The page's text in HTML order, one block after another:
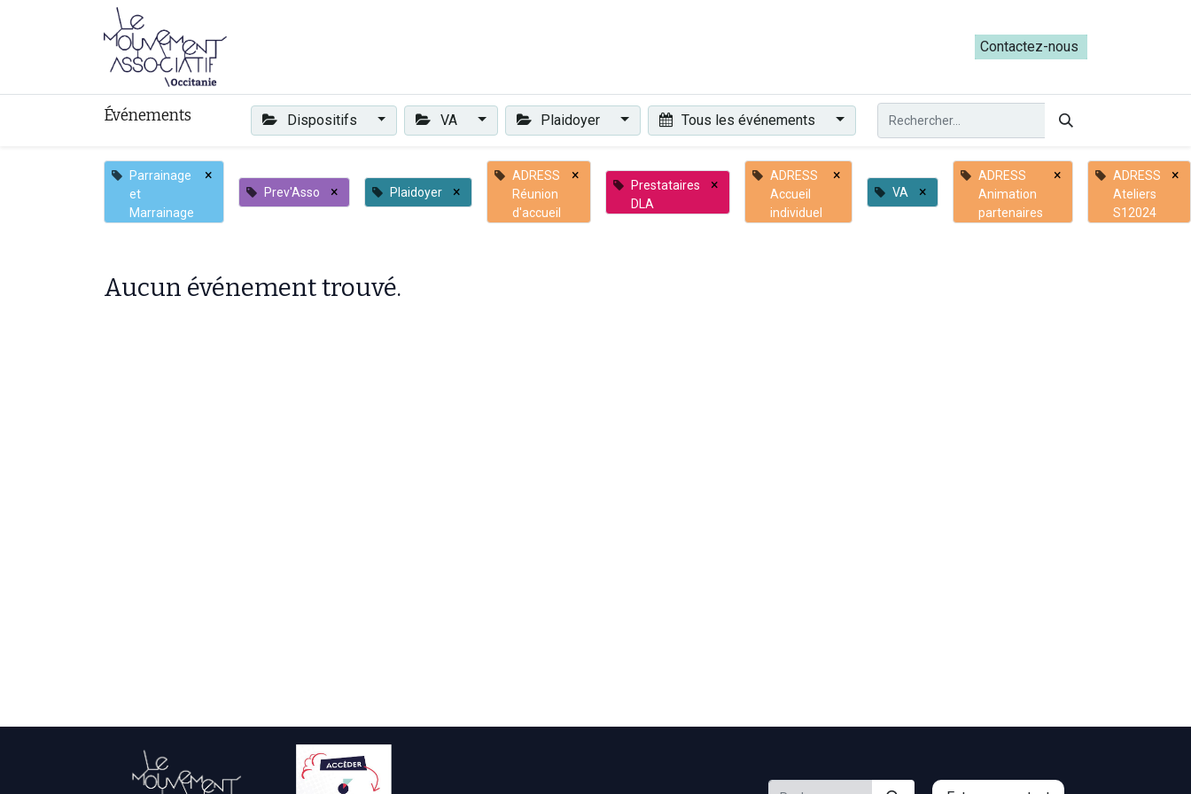
Les ateliers du Parcours ADRESS [mai-juin 2026]
Contactez-nous​​
Événements Dispositifs VA Plaidoyer Tous les événements
Parrainage
et
Marrainage
×
Prev'Asso × Plaidoyer ×
ADRESS
Réunion
d'accueil
×
Prestataires
DLA
×
ADRESS
Accueil
individuel
×
VA ×
ADRESS
Animation
partenaires
×
ADRESS
Ateliers
S12024
×
Aucun événement trouvé.